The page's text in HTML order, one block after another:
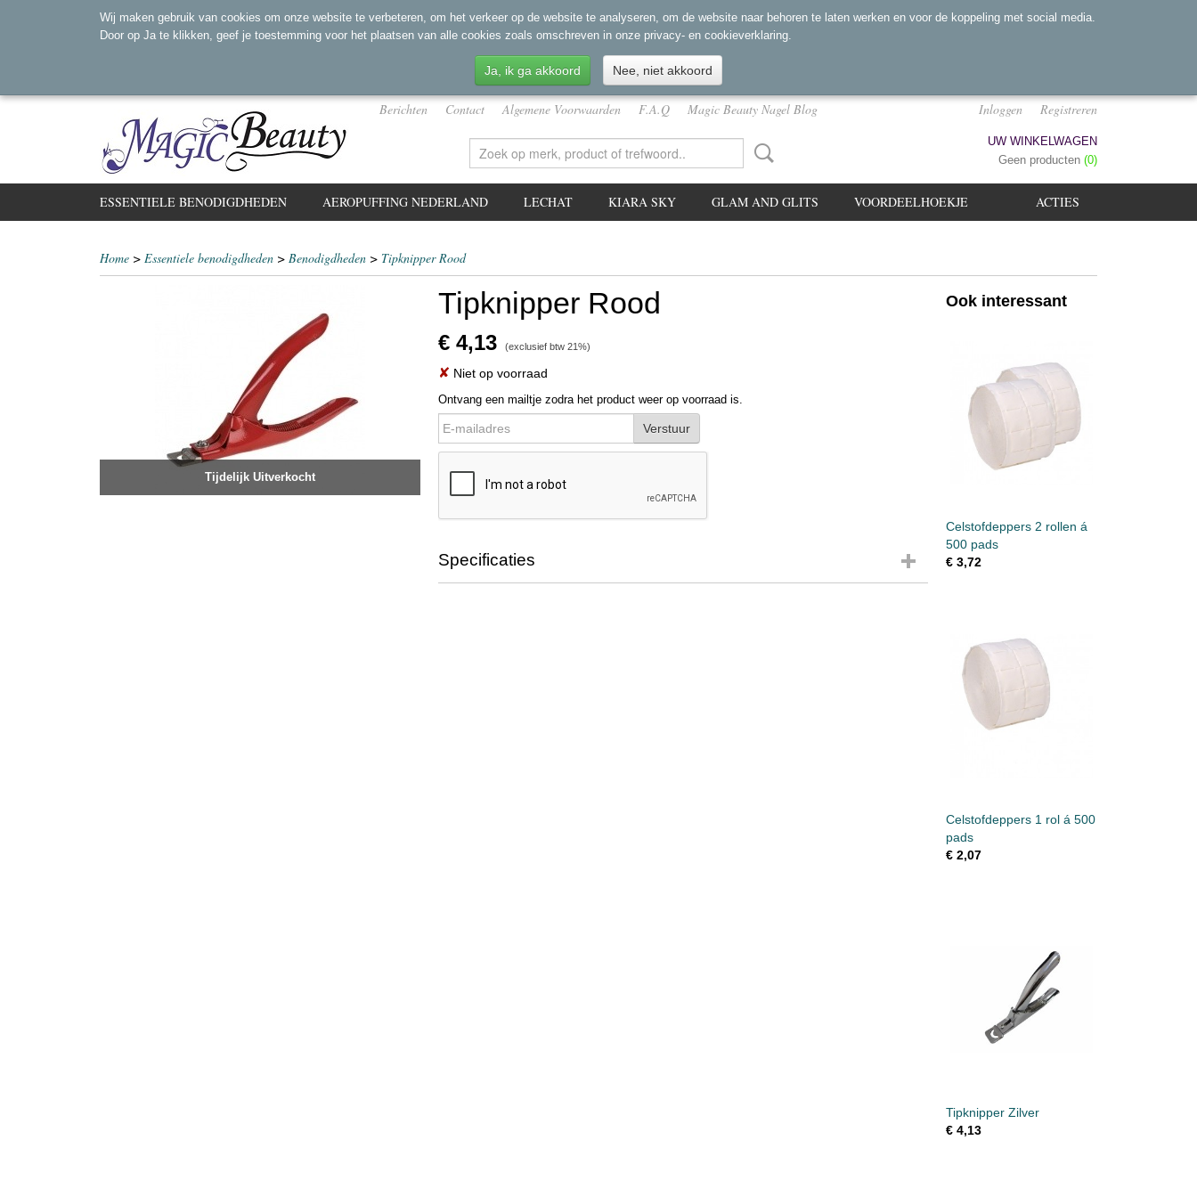
Berichten Contact Algemene Voorwaarden F.A.Q Magic Beauty Nagel Blog Inloggen Registreren
UW WINKELWAGEN
Geen producten (0)
ACTIES
ESSENTIELE BENODIGDHEDEN AEROPUFFING NEDERLAND LECHAT KIARA SKY GLAM AND GLITS VOORDEELHOEKJE
Home > Essentiele benodigdheden > Benodigdheden > Tipknipper Rood
Tijdelijk Uitverkocht
Tipknipper Rood
€ 4,13 (exclusief btw 21%)
✘ Niet op voorraad
Ontvang een mailtje zodra het product weer op voorraad is.
Verstuur
Specificaties
Ook interessant
Celstofdeppers 2 rollen á
500 pads
€ 3,72
Celstofdeppers 1 rol á 500
pads
€ 2,07
Tipknipper Zilver
€ 4,13
Wij maken gebruik van cookies om onze website te verbeteren, om het verkeer op de website te analyseren, om de website naar behoren te laten werken en voor de koppeling met social media.
Door op Ja te klikken, geef je toestemming voor het plaatsen van alle cookies zoals omschreven in onze privacy- en cookieverklaring.
Ja, ik ga akkoord Nee, niet akkoord